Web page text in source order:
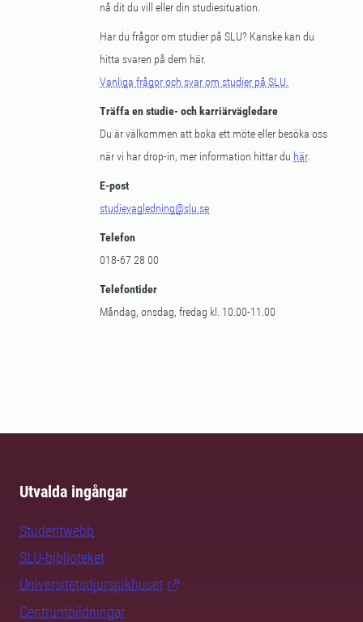
nå dit du vill eller din studiesituation.
Har du frågor om studier på SLU? Kanske kan du
hitta svaren på dem här.
Vanliga frågor och svar om studier på SLU.
Träffa en studie- och karriärvägledare
Du är välkommen att boka ett möte eller besöka oss
när vi har drop-in, mer information hittar du här.
E-post
studievagledning@slu.se
Telefon
018-67 28 00
Telefontider
Måndag, onsdag, fredag kl. 10.00-11.00
Utvalda ingångar
Studentwebb
SLU-biblioteket
Universitetsdjursjukhuset
Centrumbildningar